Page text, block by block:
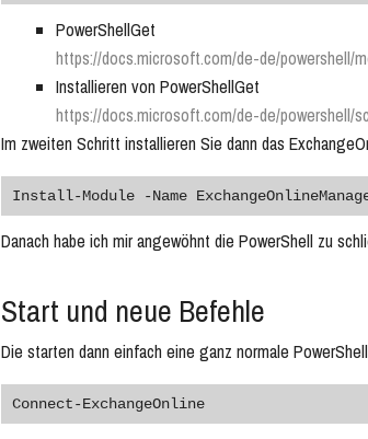
PowerShellGet
https://docs.microsoft.com/de-de/powershell/
Installieren von PowerShellGet
https://docs.microsoft.com/de-de/powershell/
Im zweiten Schritt installieren Sie dann das
Install-Module -Name
Danach habe ich mir angewöhnt die PowerShell zu
Start und neue Befehle
Die starten dann einfach eine ganz normale
Connect-ExchangeOnline